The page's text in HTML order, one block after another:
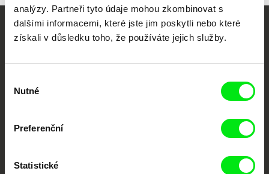
analýzy. Partneři tyto údaje mohou zkombinovat s
dalšími informacemi, které jste jim poskytli nebo které
získali v důsledku toho, že používáte jejich služby.
souhlasu
Nutné
Preferenční
Statistické
Vaše online
dokumentární kino
posouvat hranice dokumentárního filmu, propagovat jeho rozmanitost a